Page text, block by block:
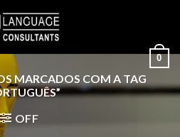
0
MARCADOS COM A TAG
OFF